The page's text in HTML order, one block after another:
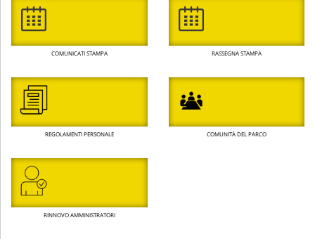
COMUNICATI STAMPA RASSEGNA STAMPA
REGOLAMENTI PERSONALE COMUNITÀ DEL PARCO
RINNOVO AMMINISTRATORI